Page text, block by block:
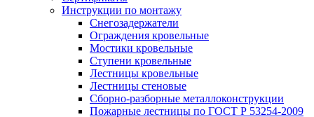
Инструкции по монтажу
Снегозадержатели
Ограждения кровельные
Мостики кровельные
Ступени кровельные
Лестницы кровельные
Лестницы стеновые
Сборно-разборные металлоконструкции
Пожарные лестницы по ГОСТ Р 53254-2009